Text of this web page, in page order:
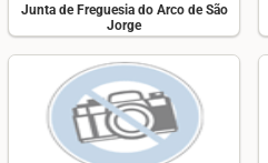
Junta de Freguesia do Arco de São
Jorge